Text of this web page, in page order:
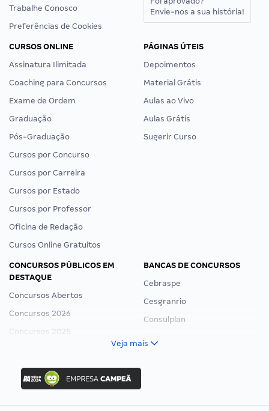
Trabalhe Conosco
Preferências de Cookies
Envie-nos a sua história!
CURSOS ONLINE
Assinatura Ilimitada
Coaching para Concursos
Exame de Ordem
Graduação
Pós-Graduação
Cursos por Concurso
Cursos por Carreira
Cursos por Estado
Cursos por Professor
Oficina de Redação
Cursos Online Gratuitos
PÁGINAS ÚTEIS
Depoimentos
Material Grátis
Aulas ao Vivo
Aulas Grátis
Sugerir Curso
CONCURSOS PÚBLICOS EM
DESTAQUE
Concursos Abertos
Concursos 2026
Concursos 2025
Concurso Ibama
Concurso MPU
Editais publicados
BANCAS DE CONCURSOS
Cebraspe
Cesgranrio
Consulplan
Veja mais